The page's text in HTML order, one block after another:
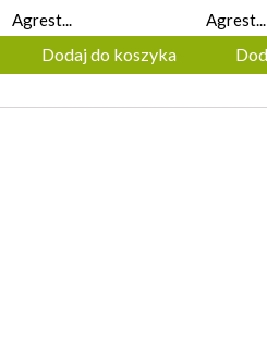
Agrest...
Dodaj do koszyka
Agrest...